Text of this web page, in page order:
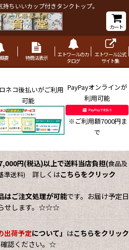
ちいいカップ付きタンクトップ。
カート
要 特商法表示
エトワールのカ
タログ
エトワール公式
サイト集
ネコ後払いがご利用
可能
PayPayオンラインが
利用可能
※ご利用額7000円ま
で
円(税込)以上で送料当店負担(食品及
準送料)詳しくはこちらをクリック
はご注文処理が可能です。お届け予定日
せします。☆☆☆
出荷予定について」はこちらをクリック
認ください。☆